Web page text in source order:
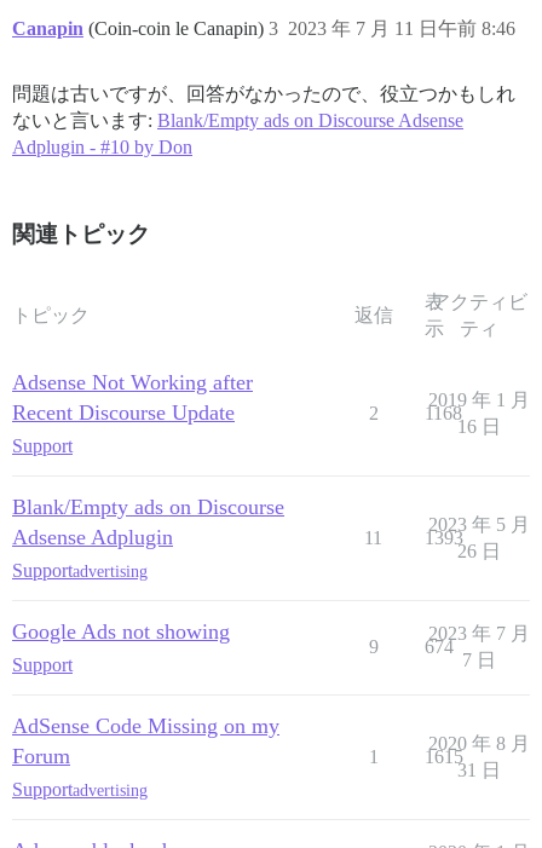
Canapin (Coin-coin le Canapin) 2023 年 7 月 11 日午前 8:46
3
問題は古いですが、回答がなかったので、役立つかもしれ
ないと言います: Blank/Empty ads on Discourse Adsense
Adplugin - #10 by Don
関連トピック
トピック 返信
表
示
アクティビ
ティ
Adsense Not Working after
Recent Discourse Update
Support
2 1168
2019 年 1 月
16 日
Blank/Empty ads on Discourse
Adsense Adplugin
Supportadvertising
11 1393
2023 年 5 月
26 日
Google Ads not showing
Support
9 674
2023 年 7 月
7 日
AdSense Code Missing on my
Forum
Supportadvertising
1 1615
2020 年 8 月
31 日